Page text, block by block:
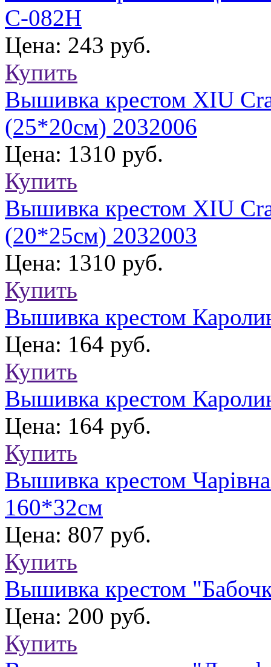
С-082Н
Цена: 243 руб.
Купить
Вышивка крестом XIU
(25*20см) 2032006
Цена: 1310 руб.
Купить
Вышивка крестом XIU
(20*25см) 2032003
Цена: 1310 руб.
Купить
Вышивка крестом
Цена: 164 руб.
Купить
Вышивка крестом
Цена: 164 руб.
Купить
Вышивка крестом
160*32см
Цена: 807 руб.
Купить
Вышивка крестом
Цена: 200 руб.
Купить